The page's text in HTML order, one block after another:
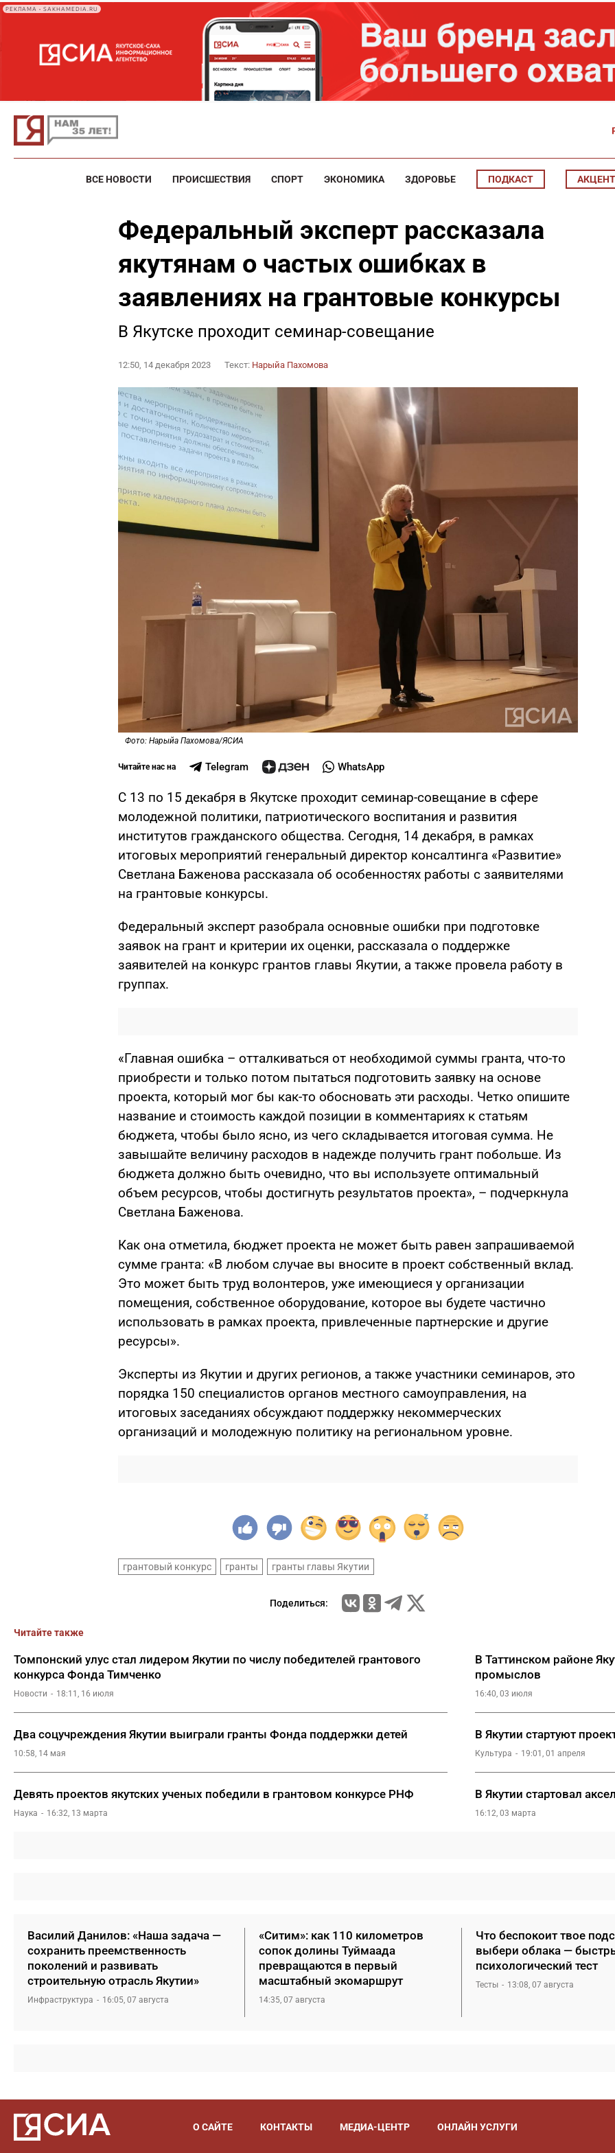
РЕКЛАМА • SAKHAMEDIA.RU
ВСЕ НОВОСТИ ПРОИСШЕСТВИЯ СПОРТ ЭКОНОМИКА ЗДОРОВЬЕ ПОДКАСТ АКЦЕНТ
Федеральный эксперт рассказала
якутянам о частых ошибках в
заявлениях на грантовые конкурсы
В Якутске проходит семинар-совещание
12:50, 14 декабря 2023 Текст: Нарыйа Пахомова
Фото: Нарыйа Пахомова/ЯСИА
Читайте нас на Telegram WhatsApp
С 13 по 15 декабря в Якутске проходит семинар-совещание в сфере
молодежной политики, патриотического воспитания и развития
институтов гражданского общества. Сегодня, 14 декабря, в рамках
итоговых мероприятий генеральный директор консалтинга «Развитие»
Светлана Баженова рассказала об особенностях работы с заявителями
на грантовые конкурсы.
Федеральный эксперт разобрала основные ошибки при подготовке
заявок на грант и критерии их оценки, рассказала о поддержке
заявителей на конкурс грантов главы Якутии, а также провела работу в
группах.
«Главная ошибка – отталкиваться от необходимой суммы гранта, что-то
приобрести и только потом пытаться подготовить заявку на основе
проекта, который мог бы как-то обосновать эти расходы. Четко опишите
название и стоимость каждой позиции в комментариях к статьям
бюджета, чтобы было ясно, из чего складывается итоговая сумма. Не
завышайте величину расходов в надежде получить грант побольше. Из
бюджета должно быть очевидно, что вы используете оптимальный
объем ресурсов, чтобы достигнуть результатов проекта», – подчеркнула
Светлана Баженова.
Как она отметила, бюджет проекта не может быть равен запрашиваемой
сумме гранта: «В любом случае вы вносите в проект собственный вклад.
Это может быть труд волонтеров, уже имеющиеся у организации
помещения, собственное оборудование, которое вы будете частично
использовать в рамках проекта, привлеченные партнерские и другие
ресурсы».
Эксперты из Якутии и других регионов, а также участники семинаров, это
порядка 150 специалистов органов местного самоуправления, на
итоговых заседаниях обсуждают поддержку некоммерческих
организаций и молодежную политику на региональном уровне.
грантовый конкурс гранты гранты главы Якутии
Поделиться:
Читайте также
Томпонский улус стал лидером Якутии по числу победителей грантового
конкурса Фонда Тимченко
Новости 18:11, 16 июля
В Таттинском районе
промыслов
16:40, 03 июля
Два соцучреждения Якутии выиграли гранты Фонда поддержки детей
10:58, 14 мая
В Якутии стартуют
Культура 19:01, 01 апреля
Девять проектов якутских ученых победили в грантовом конкурсе РНФ
Наука 16:32, 13 марта
В Якутии стартовал
16:12, 03 марта
Василий Данилов: «Наша задача —
сохранить преемственность
поколений и развивать
строительную отрасль Якутии»
Инфраструктура 16:05, 07 августа
«Ситим»: как 110 километров
сопок долины Туймаада
превращаются в первый
масштабный экомаршрут
14:35, 07 августа
Что беспокоит твое
выбери облака —
психологический тест
Тесты 13:08, 07 августа
О САЙТЕ КОНТАКТЫ МЕДИА-ЦЕНТР ОНЛАЙН УСЛУГИ